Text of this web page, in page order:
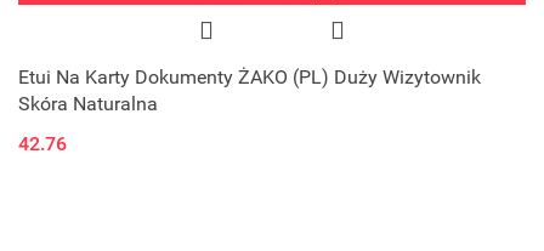
Etui Na Karty Dokumenty ŻAKO (PL) Duży Wizytownik
Skóra Naturalna
42.76